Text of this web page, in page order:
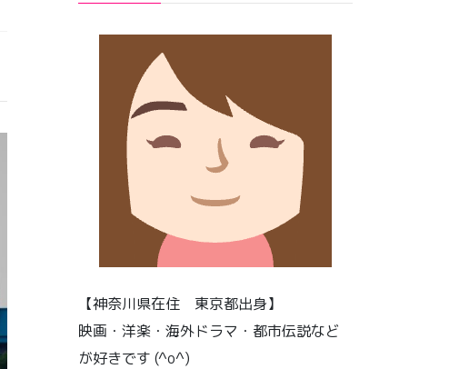
【神奈川県在住 東京都出身】
映画・洋楽・海外ドラマ・都市伝説など
が好きです (^o^)